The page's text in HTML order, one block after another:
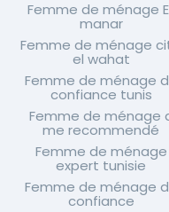
Femme de ménage
manar
Femme de ménage
el wahat
Femme de ménage
confiance tunis
Femme de ménage
me recommendé
Femme de ménage
expert tunisie
Femme de ménage
confiance